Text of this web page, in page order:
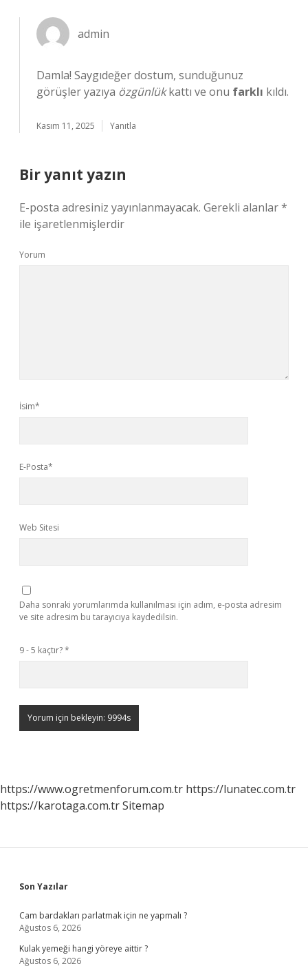
admin
Damla! Saygıdeğer dostum, sunduğunuz
görüşler yazıya özgünlükkattı ve onu farklı kıldı.
Kasım 11, 2025 Yanıtla
Bir yanıt yazın
E-posta adresiniz yayınlanmayacak. Gerekli alanlar*
ile işaretlenmişlerdir
Yorum
İsim*
E-Posta*
Web Sitesi
Daha sonraki yorumlarımda kullanılması için adım, e-posta adresim
ve site adresim bu tarayıcıya kaydedilsin.
9 - 5 kaçtır?*
https://www.ogretmenforum.com.tr https://lunatec.com.tr
https://karotaga.com.trSitemap
Sidebar
Son Yazılar
Cam bardakları parlatmak için ne yapmalı ?
Ağustos 6, 2026
Kulak yemeği hangi yöreye aittir ?
Ağustos 6, 2026